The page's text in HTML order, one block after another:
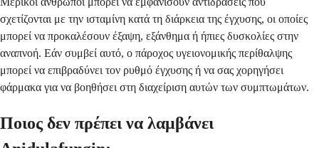
σχετίζονται με την ισταμίνη κατά τη διάρκεια της έγχυσης, οι οποίες
μπορεί να προκαλέσουν έξαψη, εξάνθημα ή ήπιες δυσκολίες στην
αναπνοή. Εάν συμβεί αυτό, ο πάροχος υγειονομικής περίθαλψης
μπορεί να επιβραδύνει τον ρυθμό έγχυσης ή να σας χορηγήσει
φάρμακα για να βοηθήσει στη διαχείριση αυτών των συμπτωμάτων.
Ποιος δεν πρέπει να λαμβάνει